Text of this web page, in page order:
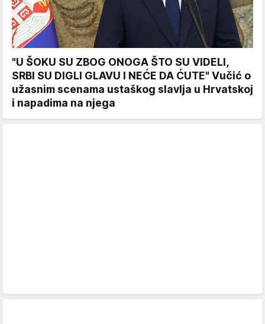
"U ŠOKU SU ZBOG ONOGA ŠTO SU VIDELI,
SRBI SU DIGLI GLAVU I NEĆE DA ĆUTE" Vučić o
užasnim scenama ustaškog slavlja u Hrvatskoj
i napadima na njega